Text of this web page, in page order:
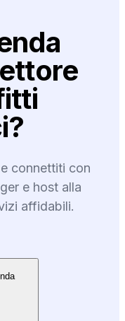
connettiti con
e host alla
affidabili.